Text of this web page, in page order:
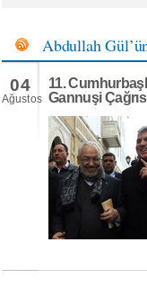
Abdullah
04
Ağustos
11.
Gannuşi